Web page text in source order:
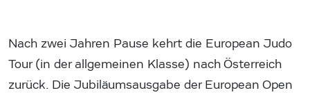
Nach zwei Jahren Pause kehrt die European Judo
Tour (in der allgemeinen Klasse) nach Österreich
zurück. Die Jubiläumsausgabe der European Open